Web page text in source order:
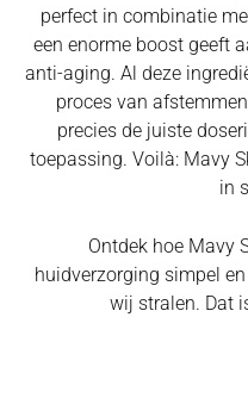
perfect in combinatie
een enorme boost geeft
anti-aging. Al deze
proces van
precies de juiste
toepassing. Voilà: Mavy
in
Ontdek hoe Mavy
huidverzorging simpel
wij stralen. Dat